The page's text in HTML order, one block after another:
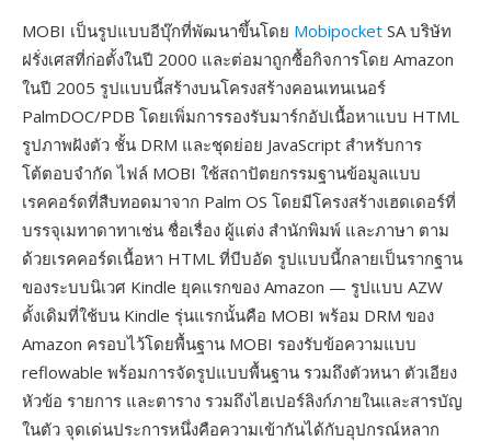
MOBI เป็นรูปแบบอีบุ๊กที่พัฒนาขึ้นโดย Mobipocket SA บริษัท
ฝรั่งเศสที่ก่อตั้งในปี 2000 และต่อมาถูกซื้อกิจการโดย Amazon
ในปี 2005 รูปแบบนี้สร้างบนโครงสร้างคอนเทนเนอร์
PalmDOC/PDB โดยเพิ่มการรองรับมาร์กอัปเนื้อหาแบบ HTML
รูปภาพฝังตัว ชั้น DRM และชุดย่อย JavaScript สำหรับการ
โต้ตอบจำกัด ไฟล์ MOBI ใช้สถาปัตยกรรมฐานข้อมูลแบบ
เรคคอร์ดที่สืบทอดมาจาก Palm OS โดยมีโครงสร้างเฮดเดอร์ที่
บรรจุเมทาดาทาเช่น ชื่อเรื่อง ผู้แต่ง สำนักพิมพ์ และภาษา ตาม
ด้วยเรคคอร์ดเนื้อหา HTML ที่บีบอัด รูปแบบนี้กลายเป็นรากฐาน
ของระบบนิเวศ Kindle ยุคแรกของ Amazon — รูปแบบ AZW
ดั้งเดิมที่ใช้บน Kindle รุ่นแรกนั้นคือ MOBI พร้อม DRM ของ
Amazon ครอบไว้โดยพื้นฐาน MOBI รองรับข้อความแบบ
reflowable พร้อมการจัดรูปแบบพื้นฐาน รวมถึงตัวหนา ตัวเอียง
หัวข้อ รายการ และตาราง รวมถึงไฮเปอร์ลิงก์ภายในและสารบัญ
ในตัว จุดเด่นประการหนึ่งคือความเข้ากันได้กับอุปกรณ์หลาก